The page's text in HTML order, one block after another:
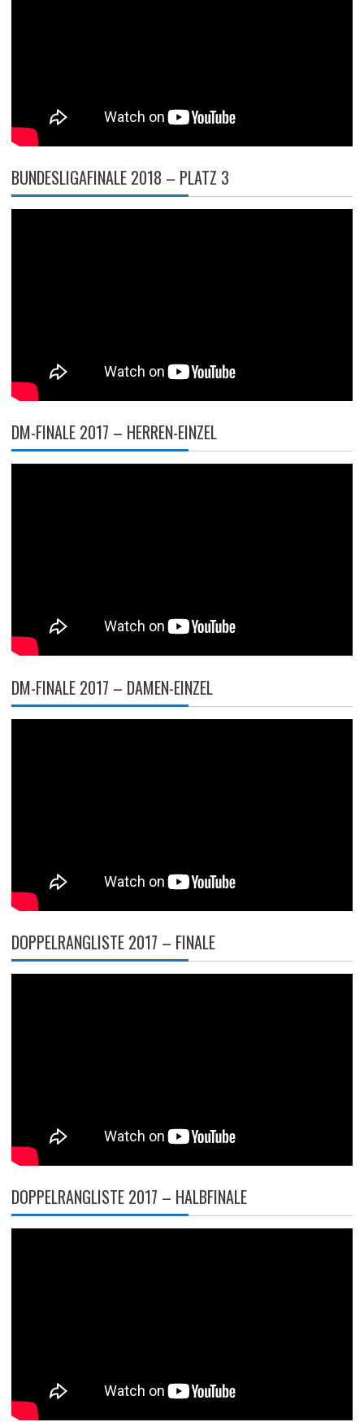
BUNDESLIGAFINALE 2018 – PLATZ 3
DM-FINALE 2017 – HERREN-EINZEL
DM-FINALE 2017 – DAMEN-EINZEL
DOPPELRANGLISTE 2017 – FINALE
DOPPELRANGLISTE 2017 – HALBFINALE